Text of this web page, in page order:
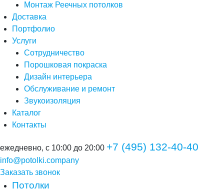
Монтаж Реечных потолков
Доставка
Портфолио
Услуги
Сотрудничество
Порошковая покраска
Дизайн интерьера
Обслуживание и ремонт
Звукоизоляция
Каталог
Контакты
ежедневно, с 10:00 до 20:00 +7 (495) 132-40-40
info@potolki.company
Заказать звонок
Потолки